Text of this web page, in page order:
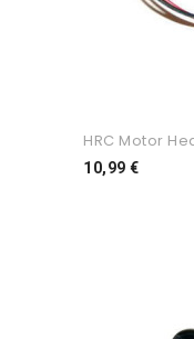
HRC Motor
10,99 €Preço